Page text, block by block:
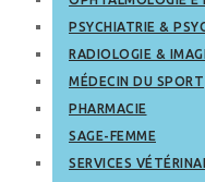
PSYCHIATRIE &
RADIOLOGIE &
MÉDECIN DU SPORT
PHARMACIE
SAGE-FEMME
SERVICES